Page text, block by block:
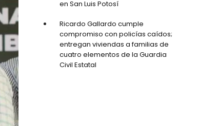
en San Luis Potosí
Ricardo Gallardo cumple
compromiso con policías caídos;
entregan viviendas a familias de
cuatro elementos de la Guardia
Civil Estatal